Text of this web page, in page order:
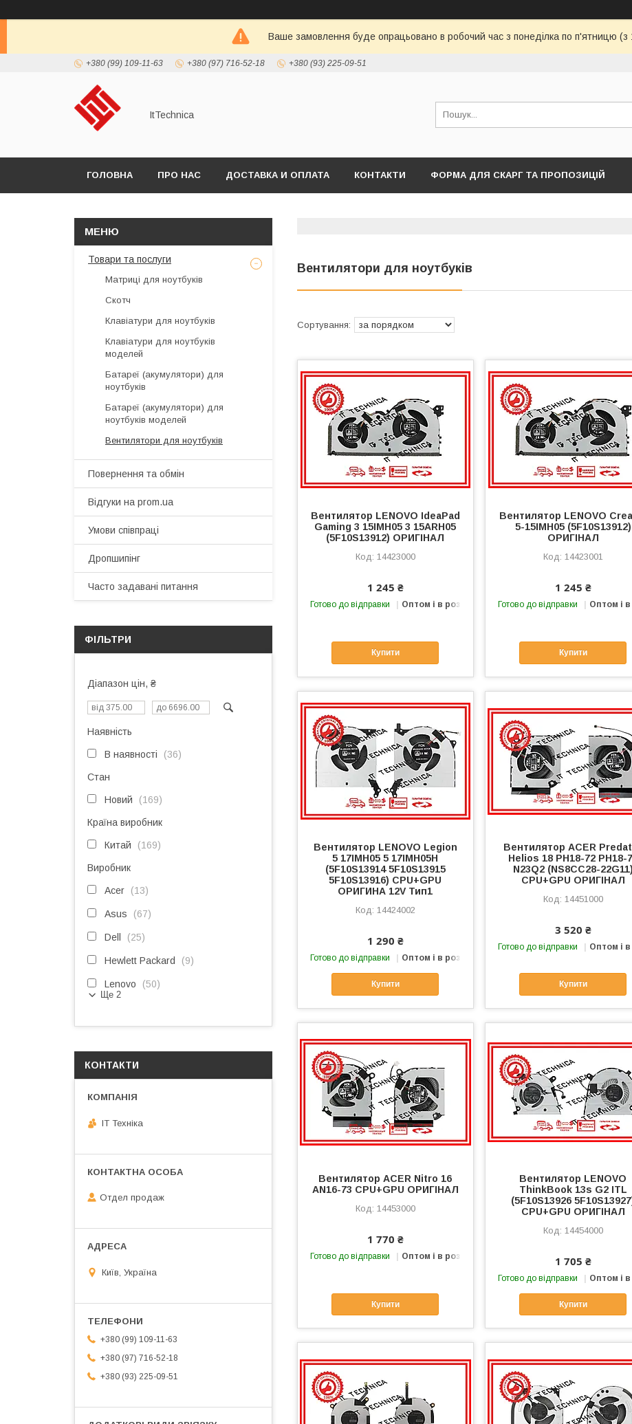
Ваше замовлення буде опрацьовано в робочий час з понеділка по п'ятницю
+380 (99) 109-11-63 +380 (97) 716-52-18 +380 (93) 225-09-51
ItTechnica
ГОЛОВНА ПРО НАС ДОСТАВКА И ОПЛАТА КОНТАКТИ ФОРМА ДЛЯ СКАРГ ТА ПРОПОЗИЦІЙ
Вентилятори для ноутбуків
Вентилятор LENOVO IdeaPad
Gaming 3 15IMH05 3 15ARH05
(5F10S13912) ОРИГІНАЛ
14423000
1 245 ₴
Готово до відправки Оптом і в роздріб
Купити
Вентилятор LENOVO
5-15IMH05 (5F10S13912)
ОРИГІНАЛ
14423001
1 245 ₴
Готово до відправки Оптом і в
Купити
Вентилятор LENOVO Legion
5 17IMH05 5 17IMH05H
(5F10S13914 5F10S13915
5F10S13916) CPU+GPU
ОРИГИНА 12V Тип1
14424002
1 290 ₴
Готово до відправки Оптом і в роздріб
Купити
Вентилятор ACER
Helios 18 PH18-72 PH18-
N23Q2 (NS8CC28-22G11)
CPU+GPU ОРИГІНАЛ
14451000
3 520 ₴
Готово до відправки Оптом і в
Купити
Вентилятор ACER Nitro 16
AN16-73 CPU+GPU ОРИГІНАЛ
14453000
1 770 ₴
Готово до відправки Оптом і в роздріб
Купити
Вентилятор LENOVO
ThinkBook 13s G2 ITL
(5F10S13926
CPU+GPU ОРИГІНАЛ
14454000
1 705 ₴
Готово до відправки Оптом і в
Купити
Товари та послуги
Матриці для ноутбуків
Скотч
Клавіатури для ноутбуків
Клавіатури для ноутбуків
моделей
Батареї (акумулятори) для
ноутбуків
Батареї (акумулятори) для
ноутбуків моделей
Вентилятори для ноутбуків
Повернення та обмін
Відгуки на prom.ua
Умови співпраці
Дропшипінг
Часто задавані питання
ФІЛЬТРИ
Діапазон цін, ₴
Наявність
В наявності 36
Стан
Новий 169
Країна виробник
Китай 169
Виробник
Acer 13
Asus 67
Dell 25
Hewlett Packard 9
Lenovo 50
Ще 2
КОНТАКТИ
IT Техніка
Отдел продаж
Київ, Україна
+380 (99) 109-11-63
+380 (97) 716-52-18
+380 (93) 225-09-51